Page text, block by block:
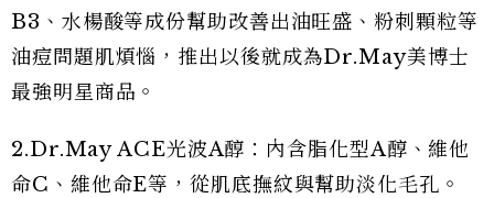
B3、水楊酸等成份幫助改善出油旺盛、粉刺顆粒等
油痘問題肌煩惱，推出以後就成為Dr.May美博士
最強明星商品。
2.Dr.May ACE光波A醇：內含脂化型A醇、維他
命C、維他命E等，從肌底撫紋與幫助淡化毛孔。